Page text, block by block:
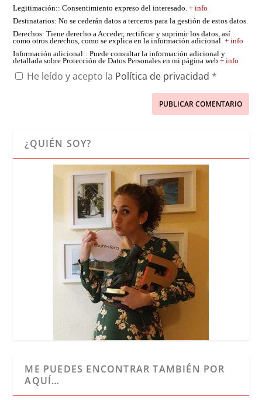
Legitimación:: Consentimiento expreso del interesado.+ info
Destinatarios: No se cederán datos a terceros para la gestión de estos datos.
Derechos: Tiene derecho a Acceder, rectificar y suprimir los datos, así
como otros derechos, como se explica en la información adicional.+ info
Información adicional:: Puede consultar la información adicional y
detallada sobre Protección de Datos Personales en mi página web+ info
He leído y acepto la Política de privacidad *
¿QUIÉN SOY?
ME PUEDES ENCONTRAR TAMBIÉN POR
AQUÍ…